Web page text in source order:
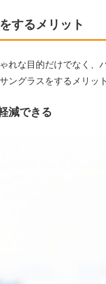
するメリット
れな目的だけでなく、
ングラスをするメリッ
減できる